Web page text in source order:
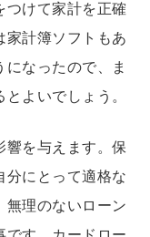
つけて家計を正確
家計簿ソフトもあ
なったので、ま
よいでしょう。
響を与えます。保
分にとって適格な
無理のないローン